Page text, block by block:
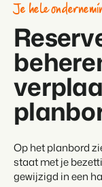
Je hele
Op het planbord
staat met je
gewijzigd in een